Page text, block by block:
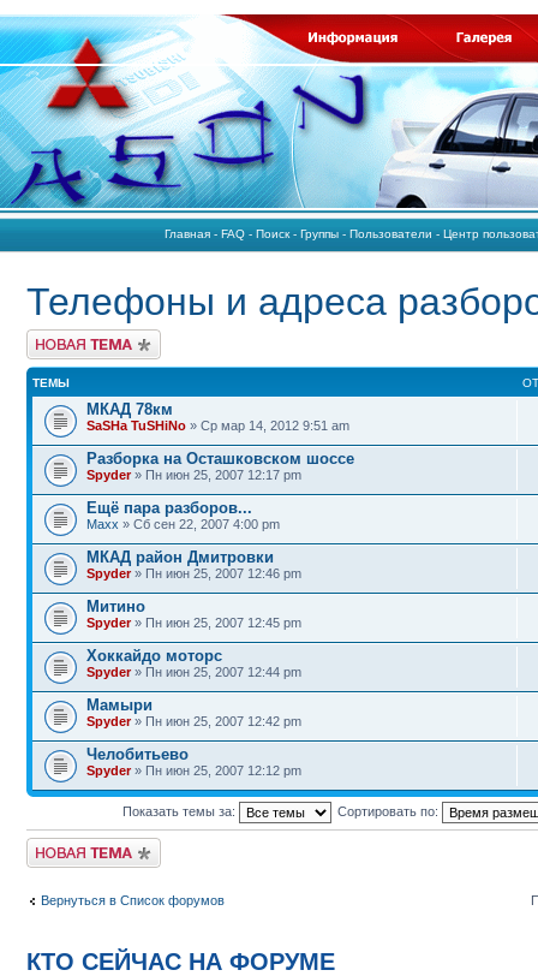
Главная - FAQ - Поиск - Группы - Пользователи - Центр
Телефоны и адреса
Начать новую тему
ТЕМЫ
МКАД 78км
SaSHa TuSHiNo » Ср мар 14, 2012 9:51 am
Разборка на Осташковском шоссе
Spyder» Пн июн 25, 2007 12:17 pm
Ещё пара разборов...
Maxx » Сб сен 22, 2007 4:00 pm
МКАД район Дмитровки
Spyder» Пн июн 25, 2007 12:46 pm
Митино
Spyder» Пн июн 25, 2007 12:45 pm
Хоккайдо моторс
Spyder» Пн июн 25, 2007 12:44 pm
Мамыри
Spyder» Пн июн 25, 2007 12:42 pm
Челобитьево
Spyder» Пн июн 25, 2007 12:12 pm
Показать темы за: Сортировать по:
Начать новую тему
Вернуться в Список форумов
КТО СЕЙЧАС НА ФОРУМЕ